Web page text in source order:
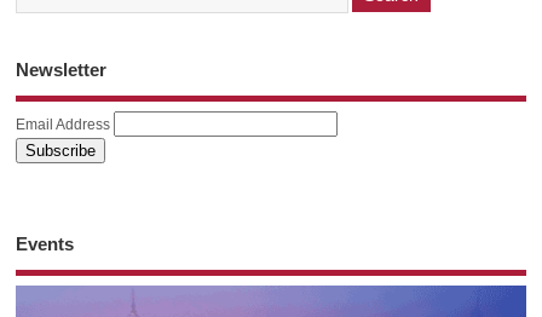
Newsletter
Email Address
Events